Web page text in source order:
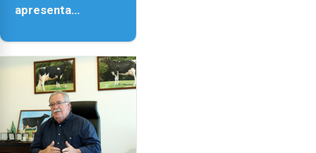
apresenta
Paisagem’